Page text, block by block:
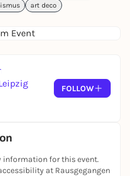
art deco
Event
FOLLOW
information for this event.
at Rausgegangen